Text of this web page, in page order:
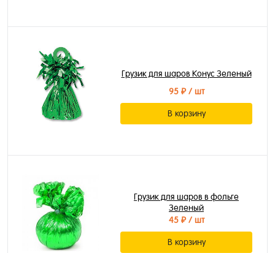
Грузик для шаров Конус Зеленый
95 ₽/ шт
В корзину
Грузик для шаров в фольге
Зеленый
45 ₽/ шт
В корзину